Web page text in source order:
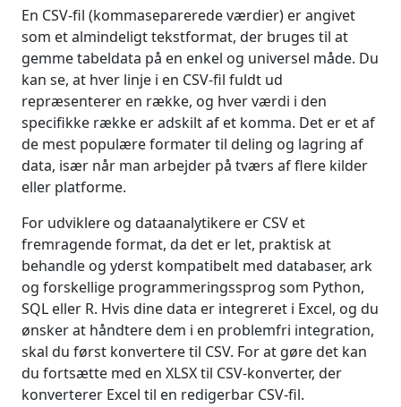
En CSV-fil (kommaseparerede værdier) er angivet
som et almindeligt tekstformat, der bruges til at
gemme tabeldata på en enkel og universel måde. Du
kan se, at hver linje i en CSV-fil fuldt ud
repræsenterer en række, og hver værdi i den
specifikke række er adskilt af et komma. Det er et af
de mest populære formater til deling og lagring af
data, især når man arbejder på tværs af flere kilder
eller platforme.
For udviklere og dataanalytikere er CSV et
fremragende format, da det er let, praktisk at
behandle og yderst kompatibelt med databaser, ark
og forskellige programmeringssprog som Python,
SQL eller R. Hvis dine data er integreret i Excel, og du
ønsker at håndtere dem i en problemfri integration,
skal du først konvertere til CSV. For at gøre det kan
du fortsætte med en XLSX til CSV-konverter, der
konverterer Excel til en redigerbar CSV-fil.